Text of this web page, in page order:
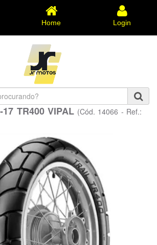
Home Login
17 TR400 VIPAL (Cód. 14066 - Ref.: